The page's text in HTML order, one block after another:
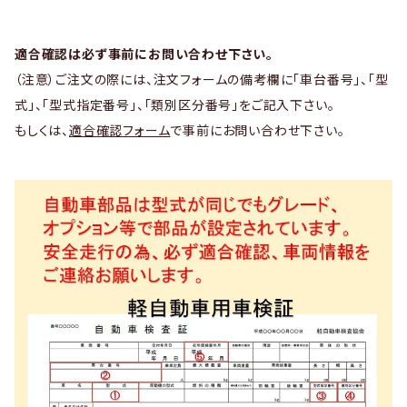
適合確認は必ず事前にお問い合わせ下さい。
（注意）ご注文の際には、注文フォームの備考欄に「車台番号」、「型
式」、「型式指定番号」、「類別区分番号」をご記入下さい。
もしくは、 適合確認フォームで事前にお問い合わせ下さい。